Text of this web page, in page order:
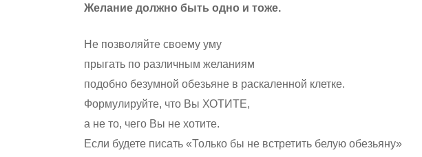
Желание должно быть одно и тоже.
Не позволяйте своему уму
прыгать по различным желаниям
подобно безумной обезьяне в раскаленной клетке.
Формулируйте, что Вы ХОТИТЕ,
а не то, чего Вы не хотите.
Если будете писать «Только бы не встретить белую обезьяну»